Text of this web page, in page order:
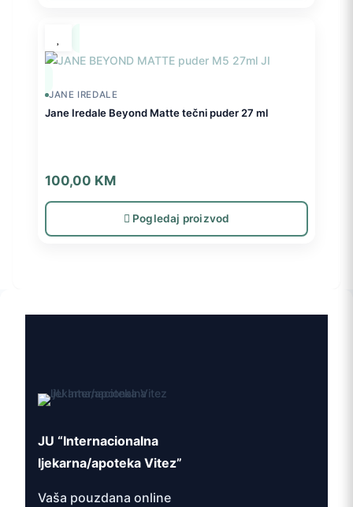
JANE IREDALE
Jane Iredale Beyond Matte tečni puder 27 ml
100,00 KM
Pogledaj proizvod
JU “Internacionalna
ljekarna/apoteka Vitez”
Vaša pouzdana online